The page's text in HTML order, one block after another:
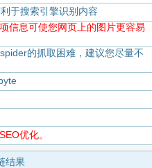
于搜索引擎识别内容
信息可使您网页上的图片更容易
的抓取困难，建议您尽量不
优化。
结果